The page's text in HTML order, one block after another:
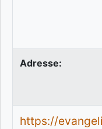
Adresse:
https://